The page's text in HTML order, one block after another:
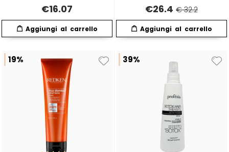
€16.07 €26.4 € 32.2
19% 39%